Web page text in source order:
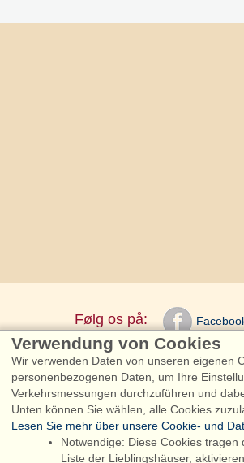
Følg os på:
Verwendung von Cookies
Wir verwenden Daten von unseren eigenen
personenbezogenen Daten, um Ihre
Verkehrsmessungen durchzuführen und
Unten können Sie wählen, alle Cookies
Lesen Sie mehr über unsere Cookie- und
Notwendige: Diese Cookies
Liste der Lieblingshäuser, aktivieren.